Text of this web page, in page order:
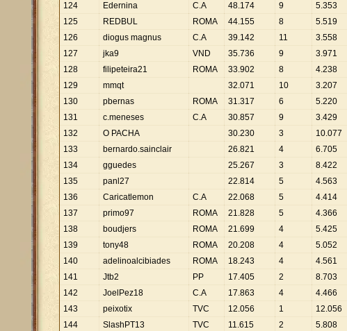
124
Edernina C.A 48.174 9 5.353
125
REDBUL ROMA 44.155 8 5.519
126
diogus magnus C.A 39.142 11 3.558
127
jka9 VND 35.736 9 3.971
128
filipeteira21 ROMA 33.902 8 4.238
129
mmqt 32.071 10 3.207
130
pbernas ROMA 31.317 6 5.220
131
c.meneses C.A 30.857 9 3.429
132
O PACHA 30.230 3 10.077
133
bernardo.sainclair 26.821 4 6.705
134
gguedes 25.267 3 8.422
135
panl27 22.814 5 4.563
136
Caricatlemon C.A 22.068 5 4.414
137
primo97 ROMA 21.828 5 4.366
138
boudjers ROMA 21.699 4 5.425
139
tony48 ROMA 20.208 4 5.052
140
adelinoalcibiades ROMA 18.243 4 4.561
141
Jtb2 PP 17.405 2 8.703
142
JoelPez18 C.A 17.863 4 4.466
143
peixotix TVC 12.056 1 12.056
144
SlashPT13 TVC 11.615 2 5.808